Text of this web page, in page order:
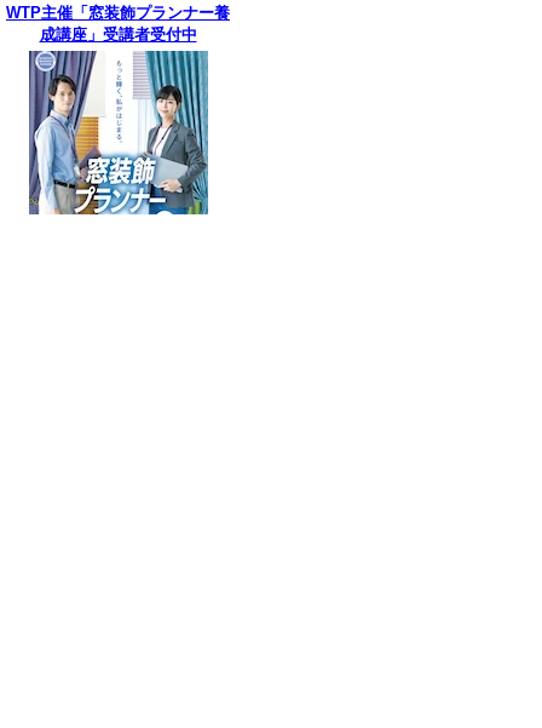
WTP主催「窓装飾プランナー養
成講座」受講者受付中